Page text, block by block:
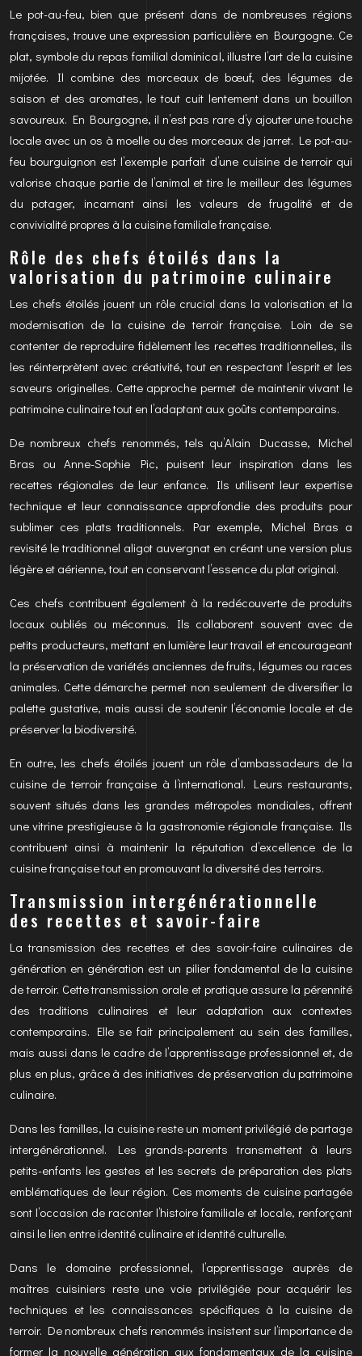
Le pot-au-feu, bien que présent dans de nombreuses régions
françaises, trouve une expression particulière en Bourgogne. Ce
plat, symbole du repas familial dominical, illustre l’art de la cuisine
mijotée. Il combine des morceaux de bœuf, des légumes de
saison et des aromates, le tout cuit lentement dans un bouillon
savoureux. En Bourgogne, il n’est pas rare d’y ajouter une touche
locale avec un os à moelle ou des morceaux de jarret. Le pot-au-
feu bourguignon est l’exemple parfait d’une cuisine de terroir qui
valorise chaque partie de l’animal et tire le meilleur des légumes
du potager, incarnant ainsi les valeurs de frugalité et de
convivialité propres à la cuisine familiale française.
Rôle des chefs étoilés dans la
valorisation du patrimoine culinaire
Les chefs étoilés jouent un rôle crucial dans la valorisation et la
modernisation de la cuisine de terroir française. Loin de se
contenter de reproduire fidèlement les recettes traditionnelles, ils
les réinterprètent avec créativité, tout en respectant l’esprit et les
saveurs originelles. Cette approche permet de maintenir vivant le
patrimoine culinaire tout en l’adaptant aux goûts contemporains.
De nombreux chefs renommés, tels qu’Alain Ducasse, Michel
Bras ou Anne-Sophie Pic, puisent leur inspiration dans les
recettes régionales de leur enfance. Ils utilisent leur expertise
technique et leur connaissance approfondie des produits pour
sublimer ces plats traditionnels. Par exemple, Michel Bras a
revisité le traditionnel aligot auvergnat en créant une version plus
légère et aérienne, tout en conservant l’essence du plat original.
Ces chefs contribuent également à la redécouverte de produits
locaux oubliés ou méconnus. Ils collaborent souvent avec de
petits producteurs, mettant en lumière leur travail et encourageant
la préservation de variétés anciennes de fruits, légumes ou races
animales. Cette démarche permet non seulement de diversifier la
palette gustative, mais aussi de soutenir l’économie locale et de
préserver la biodiversité.
En outre, les chefs étoilés jouent un rôle d’ambassadeurs de la
cuisine de terroir française à l’international. Leurs restaurants,
souvent situés dans les grandes métropoles mondiales, offrent
une vitrine prestigieuse à la gastronomie régionale française. Ils
contribuent ainsi à maintenir la réputation d’excellence de la
cuisine française tout en promouvant la diversité des terroirs.
Transmission intergénérationnelle
des recettes et savoir-faire
La transmission des recettes et des savoir-faire culinaires de
génération en génération est un pilier fondamental de la cuisine
de terroir. Cette transmission orale et pratique assure la pérennité
des traditions culinaires et leur adaptation aux contextes
contemporains. Elle se fait principalement au sein des familles,
mais aussi dans le cadre de l’apprentissage professionnel et, de
plus en plus, grâce à des initiatives de préservation du patrimoine
culinaire.
Dans les familles, la cuisine reste un moment privilégié de partage
intergénérationnel. Les grands-parents transmettent à leurs
petits-enfants les gestes et les secrets de préparation des plats
emblématiques de leur région. Ces moments de cuisine partagée
sont l’occasion de raconter l’histoire familiale et locale, renforçant
ainsi le lien entre identité culinaire et identité culturelle.
Dans le domaine professionnel, l’apprentissage auprès de
maîtres cuisiniers reste une voie privilégiée pour acquérir les
techniques et les connaissances spécifiques à la cuisine de
terroir. De nombreux chefs renommés insistent sur l’importance de
former la nouvelle génération aux fondamentaux de la cuisine